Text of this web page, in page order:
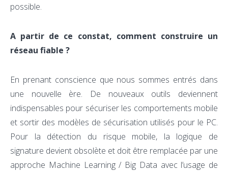
possible.
A partir de ce constat, comment construire un
réseau fiable ?
En prenant conscience que nous sommes entrés dans
une nouvelle ère. De nouveaux outils deviennent
indispensables pour sécuriser les comportements mobile
et sortir des modèles de sécurisation utilisés pour le PC.
Pour la détection du risque mobile, la logique de
signature devient obsolète et doit être remplacée par une
approche Machine Learning / Big Data avec l’usage de